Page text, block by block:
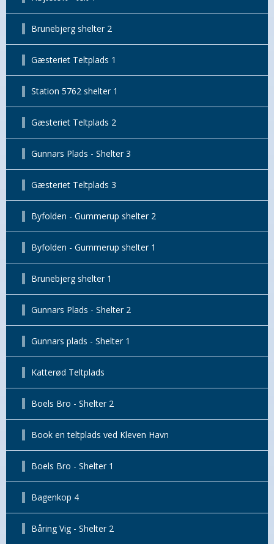
Brunebjerg shelter 2
Gæsteriet Teltplads 1
Station 5762 shelter 1
Gæsteriet Teltplads 2
Gunnars Plads - Shelter 3
Gæsteriet Teltplads 3
Byfolden - Gummerup shelter 2
Byfolden - Gummerup shelter 1
Brunebjerg shelter 1
Gunnars Plads - Shelter 2
Gunnars plads - Shelter 1
Katterød Teltplads
Boels Bro - Shelter 2
Book en teltplads ved Kleven Havn
Boels Bro - Shelter 1
Bagenkop 4
Båring Vig - Shelter 2